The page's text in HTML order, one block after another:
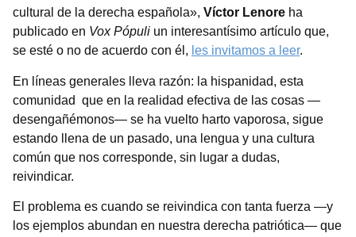
cultural de la derecha española», Víctor Lenore ha
publicado en Vox Pópuli un interesantísimo artículo que,
se esté o no de acuerdo con él, les invitamos a leer.
En líneas generales lleva razón: la hispanidad, esta
comunidad que en la realidad efectiva de las cosas —
desengañémonos— se ha vuelto harto vaporosa, sigue
estando llena de un pasado, una lengua y una cultura
común que nos corresponde, sin lugar a dudas,
reivindicar.
El problema es cuando se reivindica con tanta fuerza —y
los ejemplos abundan en nuestra derecha patriótica— que